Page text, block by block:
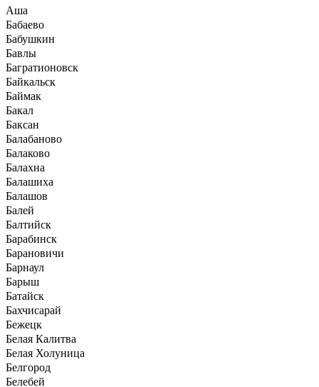
Аша
Бабаево
Бабушкин
Бавлы
Багратионовск
Байкальск
Баймак
Бакал
Баксан
Балабаново
Балаково
Балахна
Балашиха
Балашов
Балей
Балтийск
Барабинск
Барановичи
Барнаул
Барыш
Батайск
Бахчисарай
Бежецк
Белая Калитва
Белая Холуница
Белгород
Белебей